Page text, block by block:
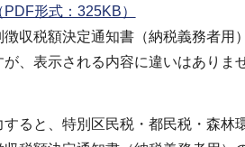
形式：325KB）
収税額決定通知書（納税義務者用
、表示される内容に違いはありませ
ると、特別区民税・都民税・森林